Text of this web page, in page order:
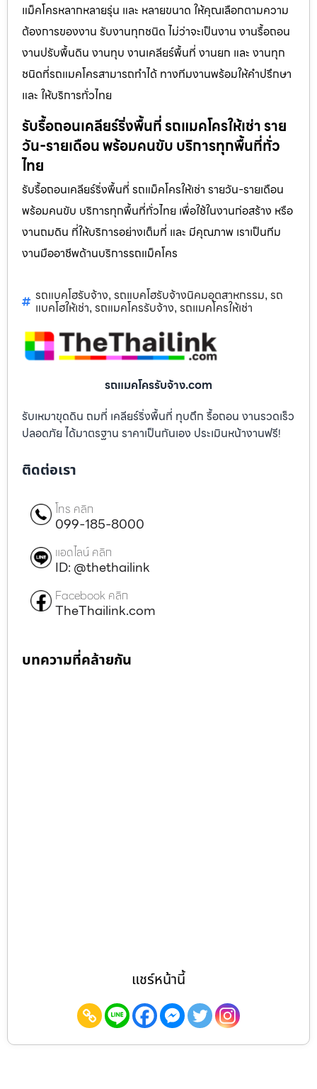
แม็คโครหลากหลายรุ่น และ หลายขนาด ให้คุณเลือกตามความ
ต้องการของงาน รับงานทุกชนิด ไม่ว่าจะเป็นงาน งานรื้อถอน
งานปรับพื้นดิน งานทุบ งานเคลียร์พื้นที่ งานยก และ งานทุก
ชนิดที่รถแมคโครสามารถทำได้ ทางทีมงานพร้อมให้คำปรึกษา
และ ให้บริการทั่วไทย
รับรื้อถอนเคลียร์ริ่งพื้นที่ รถแมคโครให้เช่า ราย
วัน-รายเดือน พร้อมคนขับ บริการทุกพื้นที่ทั่ว
ไทย
รับรื้อถอนเคลียร์ริ่งพื้นที่ รถแม็คโครให้เช่า รายวัน-รายเดือน
พร้อมคนขับ บริการทุกพื้นที่ทั่วไทย เพื่อใช้ในงานก่อสร้าง หรือ
งานถมดิน ที่ให้บริการอย่างเต็มที่ และ มีคุณภาพ เราเป็นทีม
งานมืออาชีพด้านบริการรถแม็คโคร
รถแบคโฮรับจ้าง, รถแบคโฮรับจ้างนิคมอุตสาหกรรม, รถ
แบคโฮให้เช่า, รถแมคโครรับจ้าง, รถแมคโครให้เช่า
รถแมคโครรับจ้าง.com
รับเหมาขุดดิน ถมที่ เคลียร์ริ่งพื้นที่ ทุบตึก รื้อถอน งานรวดเร็ว
ปลอดภัย ได้มาตรฐาน ราคาเป็นกันเอง ประเมินหน้างานฟรี!
ติดต่อเรา
โทร คลิก
099-185-8000
แอดไลน์ คลิก
ID: @thethailink
Facebook คลิก
TheThailink.com
บทความที่คล้ายกัน
แชร์หน้านี้